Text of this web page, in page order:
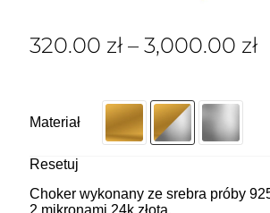
320.00 zł – 3,000.00 zł
Materiał
Resetuj
Choker wykonany ze srebra próby
2 mikronami 24k złota.